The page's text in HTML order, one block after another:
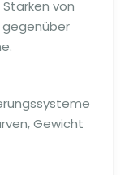
von
Gewicht